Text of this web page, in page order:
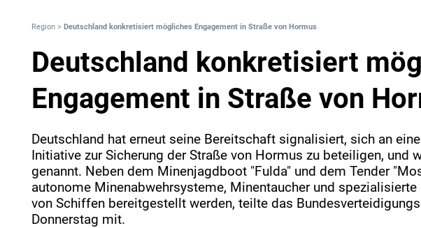
Region > Deutschland konkretisiert mögliches Engagement in Straße von Hormus
Deutschland konkretisiert
Engagement in Straße von
Deutschland hat erneut seine Bereitschaft signalisiert, sich an
Initiative zur Sicherung der Straße von Hormus zu beteiligen, und
genannt. Neben dem Minenjagdboot "Fulda" und dem Tender
autonome Minenabwehrsysteme, Minentaucher und
von Schiffen bereitgestellt werden, teilte das
Donnerstag mit.